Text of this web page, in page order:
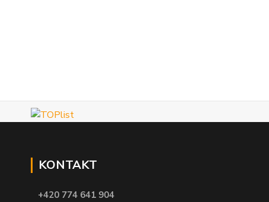
KONTAKT
+420 774 641 904